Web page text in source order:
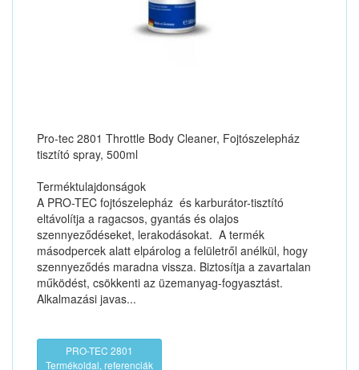
Pro-tec 2801 Throttle Body Cleaner, Fojtószelepház
tisztító spray, 500ml
Terméktulajdonságok
A PRO-TEC fojtószelepház és karburátor-tisztító
eltávolítja a ragacsos, gyantás és olajos
szennyeződéseket, lerakodásokat. A termék
másodpercek alatt elpárolog a felületről anélkül, hogy
szennyeződés maradna vissza. Biztosítja a zavartalan
működést, csökkenti az üzemanyag-fogyasztást.
Alkalmazási javas...
PRO-TEC 2801
Termékoldal, referenciák